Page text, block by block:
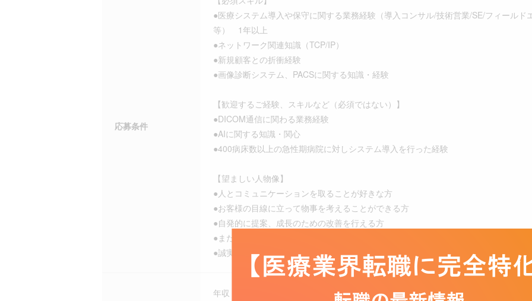
応募条件
●医療システム導入や保守に関する業務経験（導入コンサル/技術営業/SE/フィール
等） 1年以上
●ネットワーク関連知識（TCP/IP）
●新規顧客との折衝経験
●画像診断システム、PACSに関する知識・経験
【歓迎するご経験、スキルなど（必須ではない）】
●DICOM通信に関わる業務経験
●AIに関する知識・関心
●400病床数以上の急性期病院に対しシステム導入を行った経験
【望ましい人物像】
●人とコミュニケーションを取ることが好きな方
●お客様の目線に立って物事を考えることができる方
●自発的に提案、成長のための改善を行える方
●まだ世にない価値のある新しいサービスを扱いたい方
●誠実に業務に向き合える方
年収 600万円 ～ 900万円